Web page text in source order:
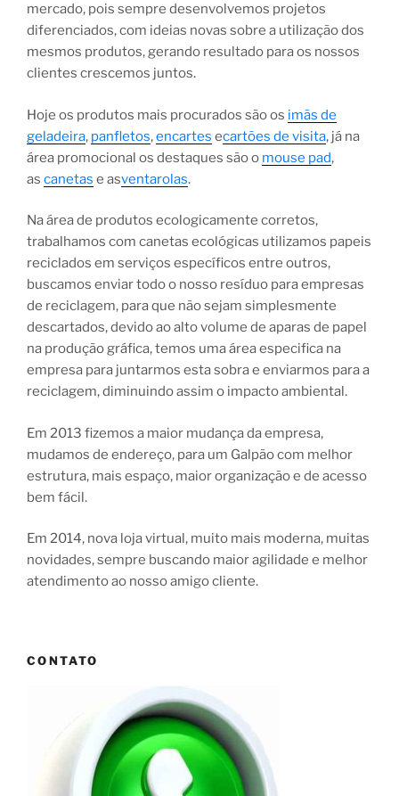
mercado, pois sempre desenvolvemos projetos
diferenciados, com ideias novas sobre a utilização dos
mesmos produtos, gerando resultado para os nossos
clientes crescemos juntos.
Hoje os produtos mais procurados são os imãs de
geladeira, panfletos,encartes ecartões de visita, já na
área promocional os destaques são o mouse pad,
as canetas e asventarolas.
Na área de produtos ecologicamente corretos,
trabalhamos com canetas ecológicas utilizamos papeis
reciclados em serviços específicos entre outros,
buscamos enviar todo o nosso resíduo para empresas
de reciclagem, para que não sejam simplesmente
descartados, devido ao alto volume de aparas de papel
na produção gráfica, temos uma área especifica na
empresa para juntarmos esta sobra e enviarmos para a
reciclagem, diminuindo assim o impacto ambiental.
Em 2013 fizemos a maior mudança da empresa,
mudamos de endereço, para um Galpão com melhor
estrutura, mais espaço, maior organização e de acesso
bem fácil.
Em 2014, nova loja virtual, muito mais moderna, muitas
novidades, sempre buscando maior agilidade e melhor
atendimento ao nosso amigo cliente.
CONTATO